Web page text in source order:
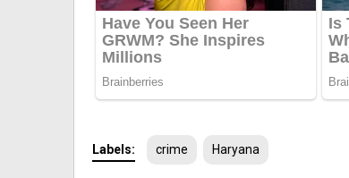
Labels: crime Haryana